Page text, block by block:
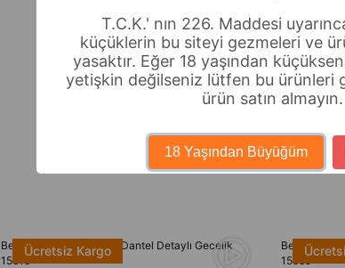
Bella Notte Açık Pembe Dantel Detaylı Gecelik
15615
Ücretsiz Kargo
Bella Notte
15565
T.C.K.' nın 226. Maddesi
küçüklerin bu siteyi gezmeleri ve
yasaktır. Eğer 18 yaşından
yetişkin değilseniz lütfen bu ürünleri
ürün satın almayın.
18 Yaşından Büyüğüm